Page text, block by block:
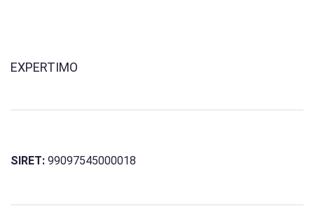
EXPERTIMO
SIRET: 99097545000018